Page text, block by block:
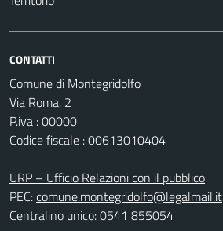
CONTATTI
Comune di Montegridolfo
Via Roma, 2
P.iva : 00000
Codice fiscale : 00613010404
URP – Ufficio Relazioni con il pubblico
PEC:comune.montegridolfo@legalmail.it
Centralino unico: 0541 855054